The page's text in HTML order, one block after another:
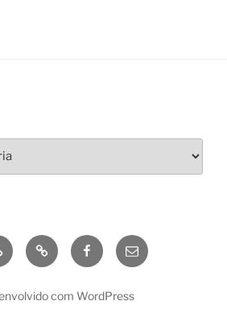
Apple Facebookenviar
e-
com WordPress